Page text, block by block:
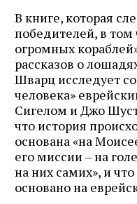
В книге, которая
победителей, в том
огромных
рассказов о
Шварц исследует
человека»
Сигелом и Джо
что история
основана «на
его миссии – на
на них самих», и
основано на